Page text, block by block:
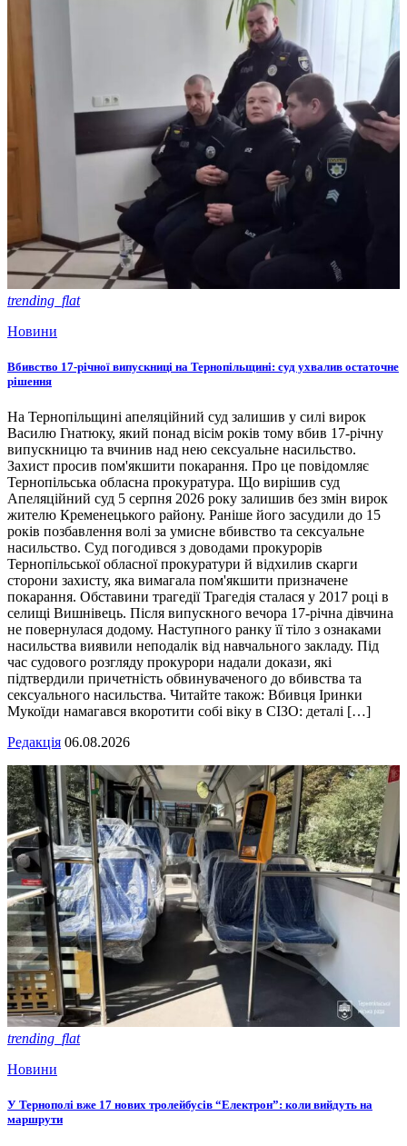
trending_flat
Новини
Вбивство 17-річної випускниці на Тернопільщині: суд ухвалив остаточне
рішення
На Тернопільщині апеляційний суд залишив у силі вирок
Василю Гнатюку, який понад вісім років тому вбив 17-річну
випускницю та вчинив над нею сексуальне насильство.
Захист просив пом'якшити покарання. Про це повідомляє
Тернопільська обласна прокуратура. Що вирішив суд
Апеляційний суд 5 серпня 2026 року залишив без змін вирок
жителю Кременецького району. Раніше його засудили до 15
років позбавлення волі за умисне вбивство та сексуальне
насильство. Суд погодився з доводами прокурорів
Тернопільської обласної прокуратури й відхилив скарги
сторони захисту, яка вимагала пом'якшити призначене
покарання. Обставини трагедії Трагедія сталася у 2017 році в
селищі Вишнівець. Після випускного вечора 17-річна дівчина
не повернулася додому. Наступного ранку її тіло з ознаками
насильства виявили неподалік від навчального закладу. Під
час судового розгляду прокурори надали докази, які
підтвердили причетність обвинуваченого до вбивства та
сексуального насильства. Читайте також: Вбивця Іринки
Мукоїди намагався вкоротити собі віку в СІЗО: деталі […]
Редакція 06.08.2026
trending_flat
Новини
У Тернополі вже 17 нових тролейбусів “Електрон”: коли вийдуть на
маршрути